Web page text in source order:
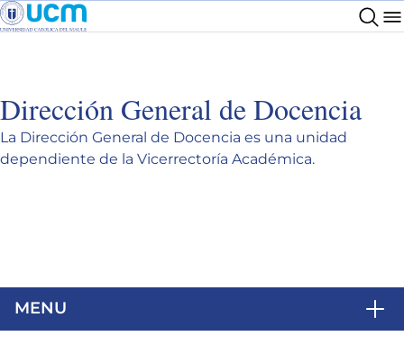
Dirección General de Docencia
La Dirección General de Docencia es una unidad
dependiente de la Vicerrectoría Académica.
MENU